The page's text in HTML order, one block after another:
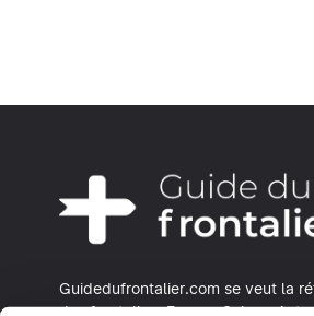
Guidedufrontalier.com se veut la
des frontaliers Franco-Suisse.